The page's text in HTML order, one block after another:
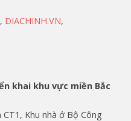
, DIACHINH.VN,
khai khu vực miền Bắc
Khu nhà ở Bộ Công